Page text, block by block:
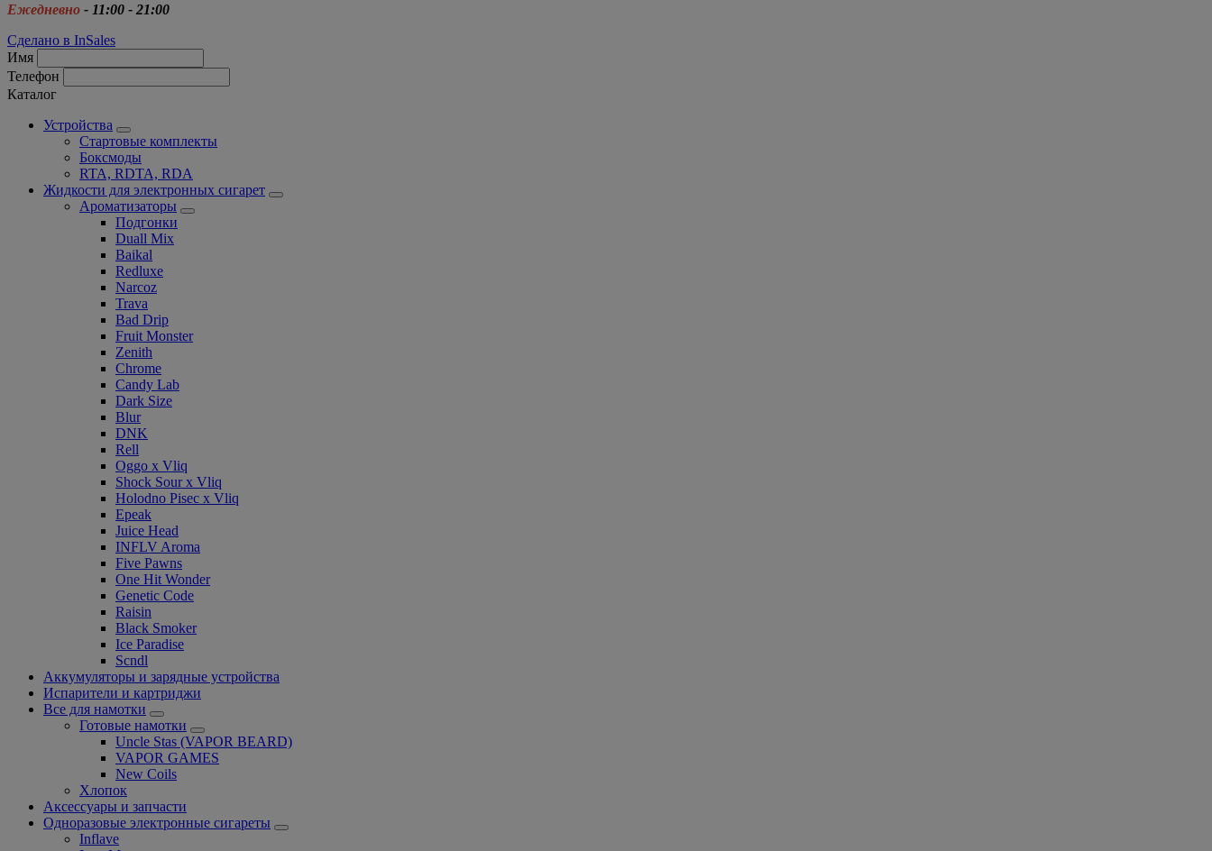
Ежедневно - 11:00 - 21:00
Сделано в InSales
Имя
Телефон
Каталог
Устройства
Стартовые комплекты
Боксмоды
RTA, RDTA, RDA
Жидкости для электронных сигарет
Ароматизаторы
Подгонки
Duall Mix
Baikal
Redluxe
Narcoz
Trava
Bad Drip
Fruit Monster
Zenith
Chrome
Candy Lab
Dark Size
Blur
DNK
Rell
Oggo x Vliq
Shock Sour x Vliq
Holodno Pisec x Vliq
Epeak
Juice Head
INFLV Aroma
Five Pawns
One Hit Wonder
Genetic Code
Raisin
Black Smoker
Ice Paradise
Scndl
Аккумуляторы и зарядные устройства
Испарители и картриджи
Все для намотки
Готовые намотки
Uncle Stas (VAPOR BEARD)
VAPOR GAMES
New Coils
Хлопок
Аксессуары и запчасти
Одноразовые электронные сигареты
Inflave